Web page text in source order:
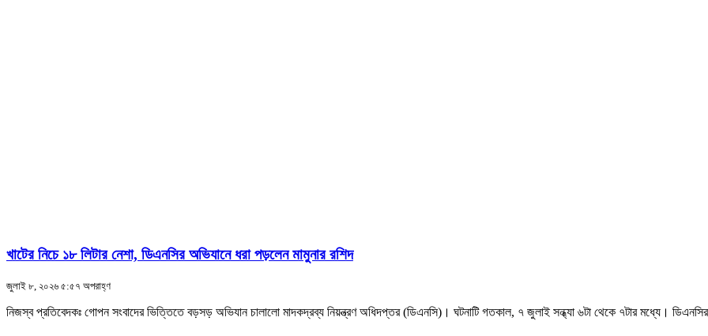
খাটের নিচে ১৮ লিটার নেশা, ডিএনসির অভিযানে ধরা পড়লেন মামুনার রশিদ
জুলাই ৮, ২০২৬ ৫:৫৭ অপরাহ্ণ
নিজস্ব প্রতিবেদকঃ গোপন সংবাদের ভিত্তিতে বড়সড় অভিযান চালালো মাদকদ্রব্য নিয়ন্ত্রণ অধিদপ্তর (ডিএনসি)। ঘটনাটি গতকাল, ৭ জুলাই সন্ধ্যা ৬টা থেকে ৭টার মধ্যে। ডিএনসির